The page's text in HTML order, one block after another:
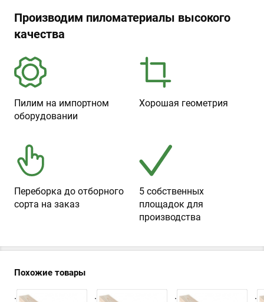
Производим пиломатериалы высокого
качества
Пилим на импортном
оборудовании
Хорошая геометрия
Переборка до отборного
сорта на заказ
5 собственных
площадок для
производства
Похожие товары
. . . .